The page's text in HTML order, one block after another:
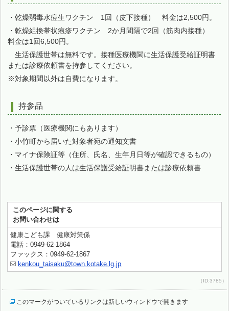
・乾燥弱毒水痘生ワクチン 1回（皮下接種） 料金は2,500円。
・乾燥組換帯状疱疹ワクチン 2か月間隔で2回（筋肉内接種）
料金は1回6,500円。
生活保護世帯は無料です。接種医療機関に生活保護受給証明書
または診療依頼書を持参してください。
※対象期間以外は自費になります。
持参品
・予診票（医療機関にもあります）
・小竹町から届いた対象者宛の通知文書
・マイナ保険証等（住所、氏名、生年月日等が確認できるもの）
・生活保護世帯の人は生活保護受給証明書または診療依頼書
このページに関する
お問い合わせは
健康こども課 健康対策係
電話：0949-62-1864
ファックス：0949-62-1867
kenkou_taisaku@town.kotake.lg.jp
（ID:3785）
このマークがついているリンクは新しいウィンドウで開きます